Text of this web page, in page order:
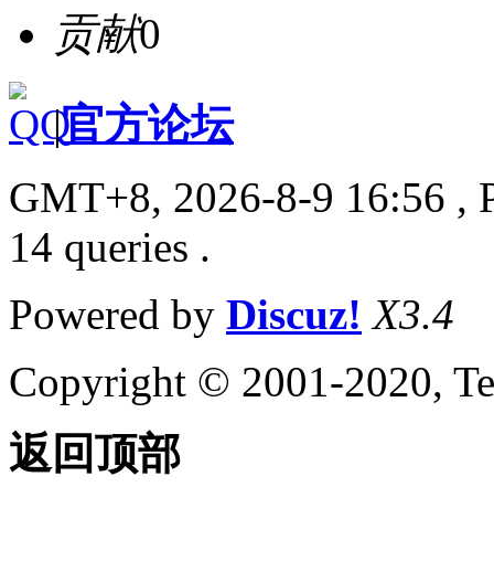
贡献0
|官方论坛
GMT+8, 2026-8-9 16:56 ,
14 queries .
Powered by Discuz! X3.4
Copyright © 2001-2020,
返回顶部